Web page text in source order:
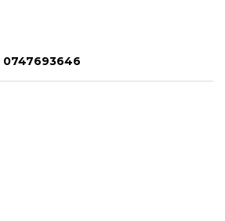
0747693646